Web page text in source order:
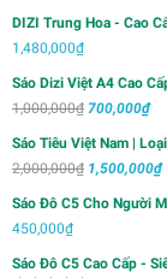
DIZI Trung Hoa - Cao
1,480,000₫
Sáo Dizi Việt A4 Cao
1,000,000₫ Giá
700,000₫Giá
Sáo Tiêu Việt Nam |
2,000,000₫ Giá
1,500,000₫
Sáo Đô C5 Cho Người
450,000₫
Sáo Đô C5 Cao Cấp -